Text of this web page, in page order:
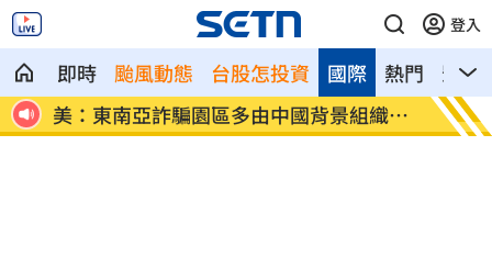
登入
即時 颱風動態 台股怎投資 熱門 影音
國際
主
拆監獄家書見「叫別人老婆」人妻氣炸 ETF